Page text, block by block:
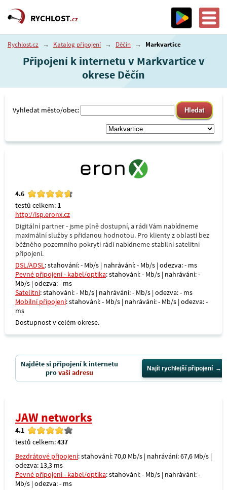
RYCHLOST.cz
Rychlost.cz → Katalog připojení → Děčín → Markvartice
Připojení k internetu v Markvartice v
okrese Děčín
Vyhledat město/obec:
4.6
testů celkem: 1
http://isp.eronx.cz
Digitální partner - jsme plně dostupní, a rádi Vám nabídneme
maximální služby s přidanou hodnotou. Pro klienty z oblastí bez
běžného pozemního pokrytí rádi nabídneme stabilní satelitní
připojení.
DSL/ADSL: stahování: - Mb/s | nahrávání: - Mb/s | odezva: - ms
Pevné připojení - kabel/optika: stahování: - Mb/s | nahrávání: -
Mb/s | odezva: - ms
Satelitní: stahování: - Mb/s | nahrávání: - Mb/s | odezva: - ms
Mobilní připojení: stahování: - Mb/s | nahrávání: - Mb/s | odezva: -
ms
Dostupnost v celém okrese.
Najděte si připojení k internetu
provaši adresu Najít rychlejší připojení
JAW networks
4.1
testů celkem:437
Bezdrátové připojení: stahování: 70,0 Mb/s | nahrávání: 67,6 Mb/s |
odezva: 13,3 ms
Pevné připojení - kabel/optika: stahování: - Mb/s | nahrávání: -
Mb/s | odezva: - ms